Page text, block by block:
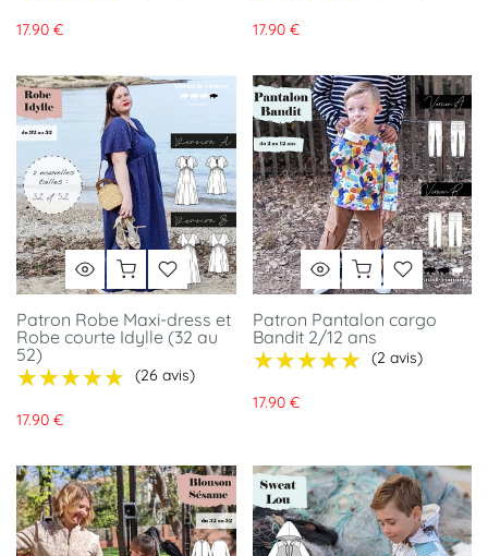
17.90 € 17.90 €
Patron Robe Maxi-dress et
Robe courte Idylle (32 au
52)
★★★★★
★★★★★ (26 avis)
17.90 €
Patron Pantalon cargo
Bandit 2/12 ans
★★★★★
★★★★★ (2 avis)
17.90 €